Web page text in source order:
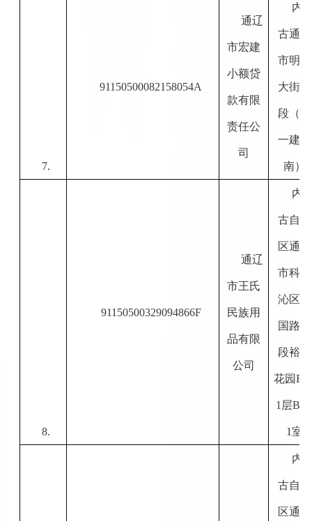
7.
91150500082158054A
通辽
市宏建
小额贷
款有限
责任公
司
内
古通辽
市明仁
大街东
段（哲
一建路
南）
8.
91150500329094866F
通辽
市王氏
民族用
品有限
公司
内
古自治
区通辽
市科尔
沁区建
国路北
段裕景
花园B
1 层B-
1室
内
古自治
区通辽